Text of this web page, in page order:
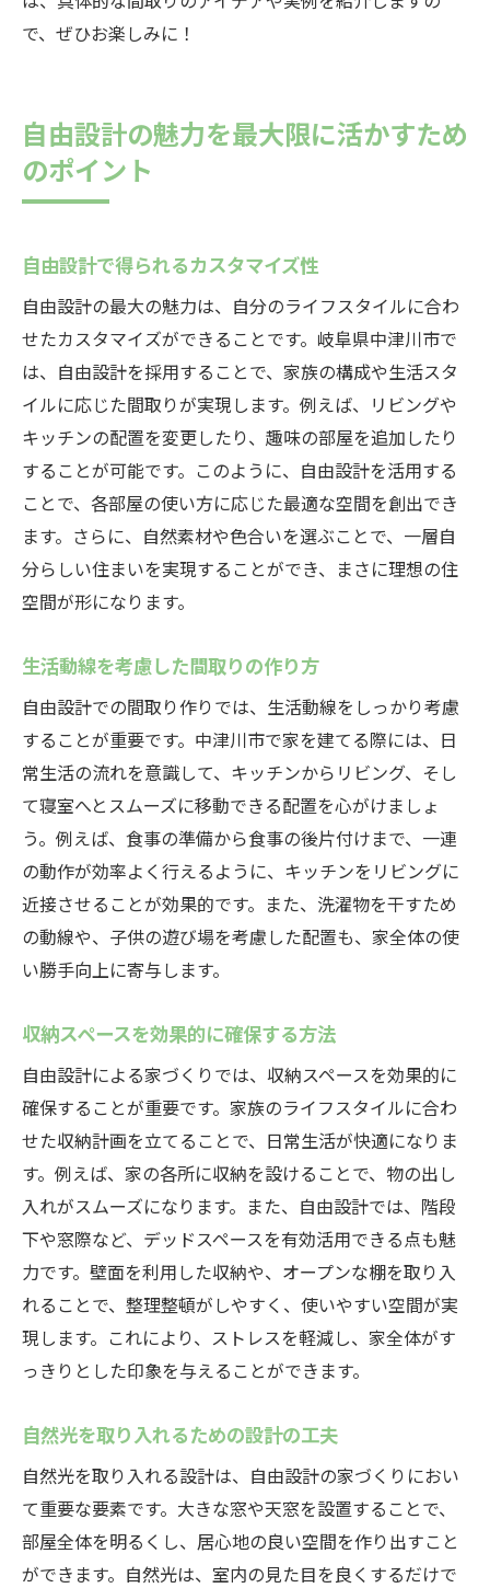
で、ぜひお楽しみに！
自由設計の魅力を最大限に活かすため
のポイント
自由設計で得られるカスタマイズ性
自由設計の最大の魅力は、自分のライフスタイルに合わ
せたカスタマイズができることです。岐阜県中津川市で
は、自由設計を採用することで、家族の構成や生活スタ
イルに応じた間取りが実現します。例えば、リビングや
キッチンの配置を変更したり、趣味の部屋を追加したり
することが可能です。このように、自由設計を活用する
ことで、各部屋の使い方に応じた最適な空間を創出でき
ます。さらに、自然素材や色合いを選ぶことで、一層自
分らしい住まいを実現することができ、まさに理想の住
空間が形になります。
生活動線を考慮した間取りの作り方
自由設計での間取り作りでは、生活動線をしっかり考慮
することが重要です。中津川市で家を建てる際には、日
常生活の流れを意識して、キッチンからリビング、そし
て寝室へとスムーズに移動できる配置を心がけましょ
う。例えば、食事の準備から食事の後片付けまで、一連
の動作が効率よく行えるように、キッチンをリビングに
近接させることが効果的です。また、洗濯物を干すため
の動線や、子供の遊び場を考慮した配置も、家全体の使
い勝手向上に寄与します。
収納スペースを効果的に確保する方法
自由設計による家づくりでは、収納スペースを効果的に
確保することが重要です。家族のライフスタイルに合わ
せた収納計画を立てることで、日常生活が快適になりま
す。例えば、家の各所に収納を設けることで、物の出し
入れがスムーズになります。また、自由設計では、階段
下や窓際など、デッドスペースを有効活用できる点も魅
力です。壁面を利用した収納や、オープンな棚を取り入
れることで、整理整頓がしやすく、使いやすい空間が実
現します。これにより、ストレスを軽減し、家全体がす
っきりとした印象を与えることができます。
自然光を取り入れるための設計の工夫
自然光を取り入れる設計は、自由設計の家づくりにおい
て重要な要素です。大きな窓や天窓を設置することで、
部屋全体を明るくし、居心地の良い空間を作り出すこと
ができます。自然光は、室内の見た目を良くするだけで